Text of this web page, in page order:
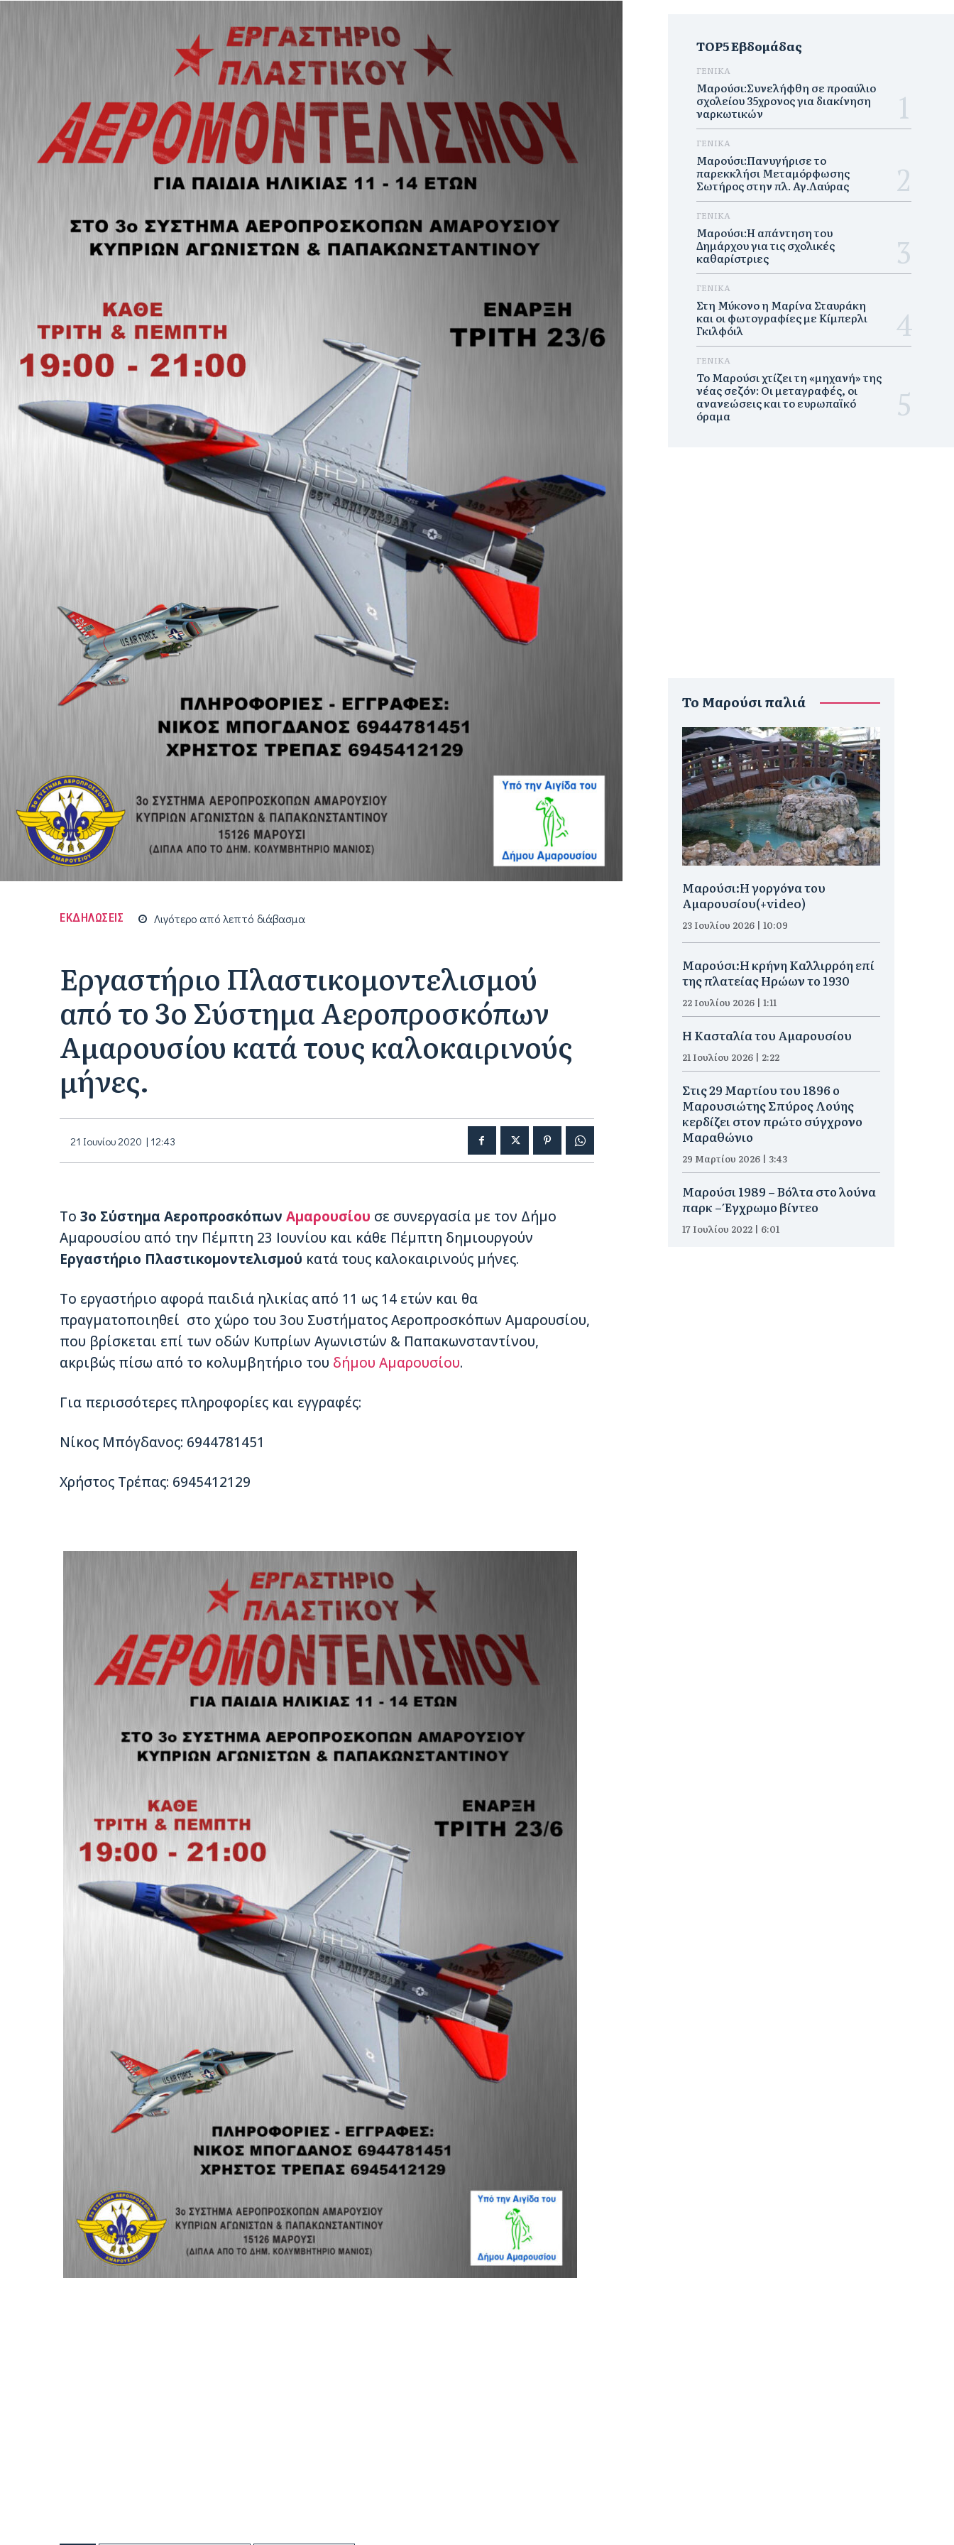
ΕΚΔΗΛΩΣΕΙΣ Λιγότερο απόλεπτό διάβασμα
Εργαστήριο Πλαστικομοντελισμού
από το 3ο Σύστημα Αεροπροσκόπων
Αμαρουσίου κατά τους καλοκαιρινούς
μήνες.
21 Ιουνίου 2020 | 12:43
Το 3ο Σύστημα Αεροπροσκόπων Αμαρουσίου σε συνεργασία με τον Δήμο
Αμαρουσίου από την Πέμπτη 23 Ιουνίου και κάθε Πέμπτη δημιουργούν
Εργαστήριο Πλαστικομοντελισμού κατά τους καλοκαιρινούς μήνες.
Το εργαστήριο αφορά παιδιά ηλικίας από 11 ως 14 ετών και θα
πραγματοποιηθεί στο χώρο του 3ου Συστήματος Αεροπροσκόπων Αμαρουσίου,
που βρίσκεται επί των οδών Κυπρίων Αγωνιστών & Παπακωνσταντίνου,
ακριβώς πίσω από το κολυμβητήριο του δήμου Αμαρουσίου.
Για περισσότερες πληροφορίες και εγγραφές:
Νίκος Μπόγδανος: 6944781451
Χρήστος Τρέπας: 6945412129
TOP5 Εβδομάδας
ΓΕΝΙΚΑ
Μαρούσι:Συνελήφθη σε προαύλιο
σχολείου 35χρονος για διακίνηση
ναρκωτικών
ΓΕΝΙΚΑ
Μαρούσι:Πανυγήρισε το
παρεκκλήσι Μεταμόρφωσης
Σωτήρος στην πλ. Αγ.Λαύρας
ΓΕΝΙΚΑ
Μαρούσι:Η απάντηση του
Δημάρχου για τις σχολικές
καθαρίστριες
ΓΕΝΙΚΑ
Στη Μύκονο η Μαρίνα Σταυράκη
και οι φωτογραφίες με Κίμπερλι
Γκιλφόιλ
ΓΕΝΙΚΑ
Το Μαρούσι χτίζει τη «μηχανή» της
νέας σεζόν: Οι μεταγραφές, οι
ανανεώσεις και το ευρωπαϊκό
όραμα
To Μαρούσι παλιά
Μαρούσι:H γοργόνα του
Αμαρουσίου(+video)
23 Ιουλίου 2026 | 10:09
Μαρούσι:Η κρήνη Καλλιρρόη επί
της πλατείας Ηρώων το 1930
22 Ιουλίου 2026 | 1:11
Η Κασταλία του Αμαρουσίου
21 Ιουλίου 2026 | 2:22
Στις 29 Μαρτίου του 1896 ο
Μαρουσιώτης Σπύρος Λούης
κερδίζει στον πρώτο σύγχρονο
Μαραθώνιο
29 Μαρτίου 2026 | 3:43
Μαρούσι 1989 – Βόλτα στο λούνα
παρκ – Έγχρωμο βίντεο
17 Ιουλίου 2022 | 6:01